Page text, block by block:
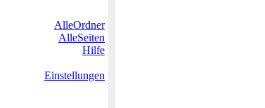
AlleOrdner
AlleSeiten
Hilfe
Einstellungen